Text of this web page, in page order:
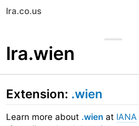
lra.co.us
lra.wien
Extension: .wien
Learn more about .wien at IANA